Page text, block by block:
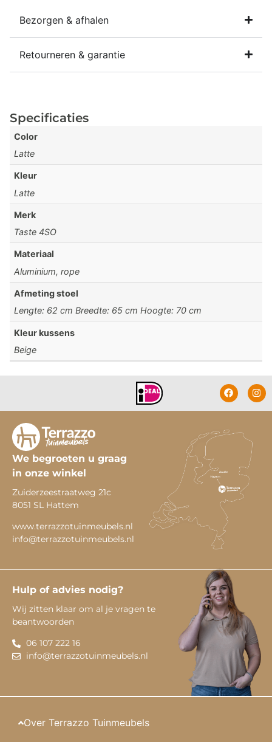
Bezorgen & afhalen
Retourneren & garantie
Specificaties
Color
Latte
Kleur
Latte
Merk
Taste 4SO
Materiaal
Aluminium, rope
Afmeting stoel
Lengte: 62 cm Breedte: 65 cm Hoogte: 70 cm
Kleur kussens
Beige
We begroeten u graag
in onze winkel
Zuiderzeestraatweg 21c
8051 SL Hattem
www.terrazzotuinmeubels.nl
info@terrazzotuinmeubels.nl
Hulp of advies nodig?
Wij zitten klaar om al je vragen te
beantwoorden
06 107 222 16
info@terrazzotuinmeubels.nl
Over Terrazzo Tuinmeubels